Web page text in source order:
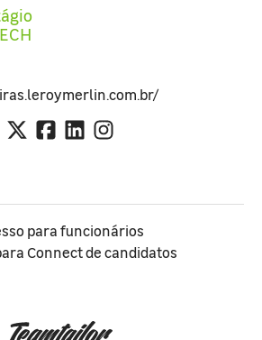
para funcionários
Connect de candidatos